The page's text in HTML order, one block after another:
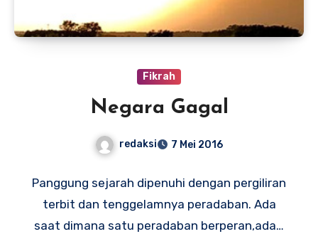
Fikrah
Negara Gagal
redaksi 7 Mei 2016
Panggung sejarah dipenuhi dengan pergiliran
terbit dan tenggelamnya peradaban. Ada
saat dimana satu peradaban berperan,ada…